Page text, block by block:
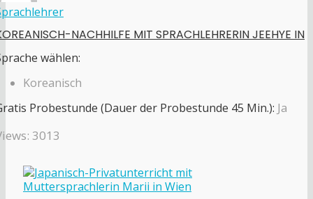
NACHHILFE MIT SPRACHLEHRERIN JEEHYE IN
wählen:
Koreanisch
Probestunde (Dauer der Probestunde 45 Min.): Ja
3013